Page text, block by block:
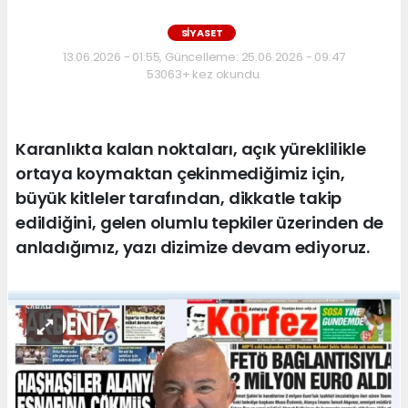
SİYASET
13.06.2026 - 01:55, Güncelleme: 25.06.2026 - 09:47
53063+ kez okundu.
Karanlıkta kalan noktaları, açık yüreklilikle
ortaya koymaktan çekinmediğimiz için,
büyük kitleler tarafından, dikkatle takip
edildiğini, gelen olumlu tepkiler üzerinden de
anladığımız, yazı dizimize devam ediyoruz.